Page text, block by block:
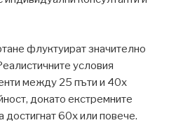
флуктуират значително
условия
между 25 пъти и 40x
докато екстремните
60x или повече.